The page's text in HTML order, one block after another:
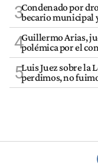
3Condenado por
becario municipal
4Guillermo Arias,
polémica por el
5Luis Juez sobre la
perdimos, no